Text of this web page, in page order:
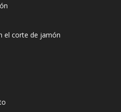
el corte de jamón